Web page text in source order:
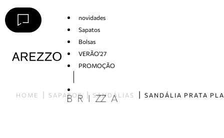
novidades
Sapatos
Bolsas
VERÃO'27
PROMOÇÃO
HOME SAPATOS SANDÁLIAS